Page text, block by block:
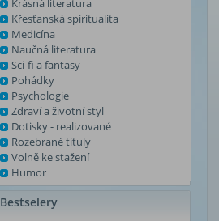
Krásná literatura
Křesťanská spiritualita
Medicína
Naučná literatura
Sci-fi a fantasy
Pohádky
Psychologie
Zdraví a životní styl
Dotisky - realizované
Rozebrané tituly
Volně ke stažení
Humor
Bestselery